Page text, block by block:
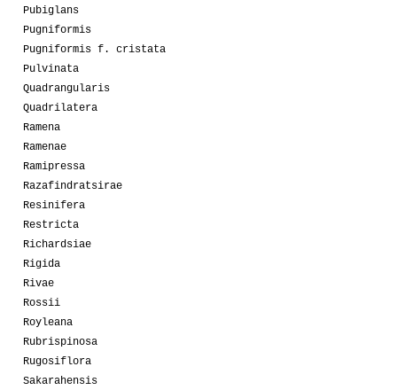
Pubiglans
Pugniformis
Pugniformis f. cristata
Pulvinata
Quadrangularis
Quadrilatera
Ramena
Ramenae
Ramipressa
Razafindratsirae
Resinifera
Restricta
Richardsiae
Rigida
Rivae
Rossii
Royleana
Rubrispinosa
Rugosiflora
Sakarahensis